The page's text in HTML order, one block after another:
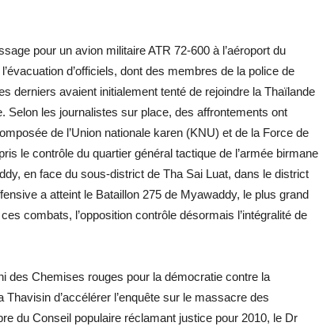
pour un avion militaire ATR 72-600 à l’aéroport du
d’officiels, dont des membres de la police de
derniers avaient initialement tenté de rejoindre la Thaïlande
Selon les journalistes sur place, des affrontements ont
de l’Union nationale karen (KNU) et de la Force de
le contrôle du quartier général tactique de l’armée birmane
en face du sous-district de Tha Sai Luat, dans le district
a atteint le Bataillon 275 de Myawaddy, le plus grand
combats, l’opposition contrôle désormais l’intégralité de
des Chemises rouges pour la démocratie contre la
d’accélérer l’enquête sur le massacre des
du Conseil populaire réclamant justice pour 2010, le Dr